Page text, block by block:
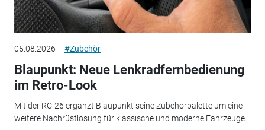
05.08.2026 #Zubehör
Blaupunkt: Neue Lenkradfernbedienung
im Retro-Look
Mit der RC-26 ergänzt Blaupunkt seine Zubehörpalette um eine
weitere Nachrüstlösung für klassische und moderne Fahrzeuge.